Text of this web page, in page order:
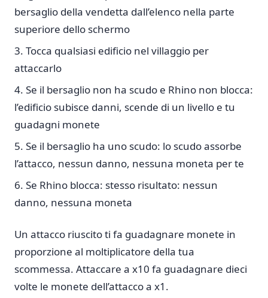
bersaglio della vendetta dall’elenco nella parte
superiore dello schermo
Tocca qualsiasi edificio nel villaggio per
attaccarlo
Se il bersaglio non ha scudo e Rhino non blocca:
l’edificio subisce danni, scende di un livello e tu
guadagni monete
Se il bersaglio ha uno scudo: lo scudo assorbe
l’attacco, nessun danno, nessuna moneta per te
Se Rhino blocca: stesso risultato: nessun
danno, nessuna moneta
Un attacco riuscito ti fa guadagnare monete in
proporzione al moltiplicatore della tua
scommessa. Attaccare a x10 fa guadagnare dieci
volte le monete dell’attacco a x1.